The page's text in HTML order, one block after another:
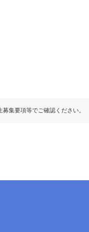
集要項等でご確認ください。